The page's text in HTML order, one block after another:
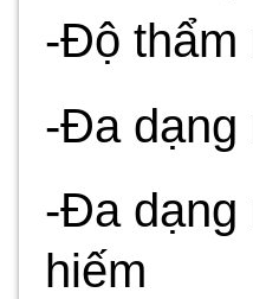
-Độ thẩm
-Đa dạng
-Đa dạng
hiếm